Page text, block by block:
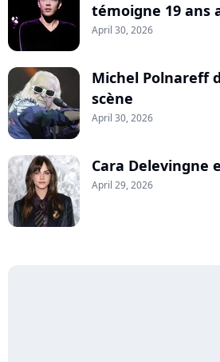
témoigne 19 ans
April 30, 2026
Michel Polnareff
scène
April 30, 2026
Cara Delevingne
April 29, 2026